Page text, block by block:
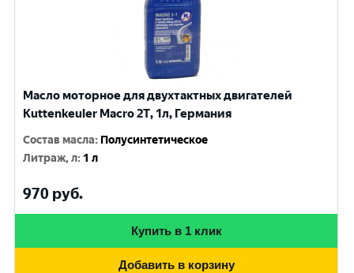
Масло моторное для двухтактных двигателей
Kuttenkeuler Macro 2T, 1л, Германия
Состав масла: Полусинтетическое
Литраж, л: 1 л
970 руб.
Купить в 1 клик
Добавить в корзину